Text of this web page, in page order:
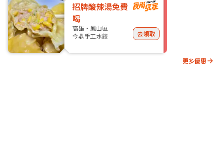
招牌酸辣湯免費
喝
高雄・鳳山區
今鼎手工水餃
去領取
更多優惠